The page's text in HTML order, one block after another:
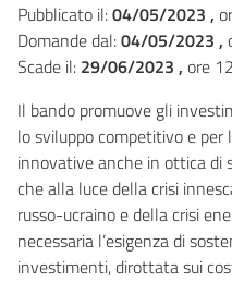
Pubblicato il:04/05/2023 ,
Domande dal:04/05/2023 ,
Scade il: 29/06/2023 , ore
Il bando promuove gli
lo sviluppo competitivo e
innovative anche in ottica di
che alla luce della crisi
russo-ucraino e della crisi
necessaria l’esigenza di
investimenti, dirottata sui